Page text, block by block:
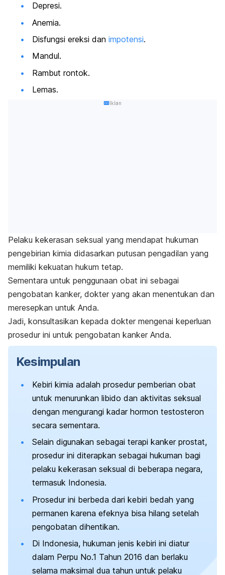
Depresi.
Anemia.
Disfungsi ereksi dan impotensi.
Mandul.
Rambut rontok.
Lemas.
Iklan
Pelaku kekerasan seksual yang mendapat hukuman
pengebirian kimia didasarkan putusan pengadilan yang
memiliki kekuatan hukum tetap.
Sementara untuk penggunaan obat ini sebagai
pengobatan kanker, dokter yang akan menentukan dan
meresepkan untuk Anda.
Jadi, konsultasikan kepada dokter mengenai keperluan
prosedur ini untuk pengobatan kanker Anda.
Kesimpulan
Kebiri kimia adalah prosedur pemberian obat
untuk menurunkan libido dan aktivitas seksual
dengan mengurangi kadar hormon testosteron
secara sementara.
Selain digunakan sebagai terapi kanker prostat,
prosedur ini diterapkan sebagai hukuman bagi
pelaku kekerasan seksual di beberapa negara,
termasuk Indonesia.
Prosedur ini berbeda dari kebiri bedah yang
permanen karena efeknya bisa hilang setelah
pengobatan dihentikan.
Di Indonesia, hukuman jenis kebiri ini diatur
dalam Perpu No.1 Tahun 2016 dan berlaku
selama maksimal dua tahun untuk pelaku